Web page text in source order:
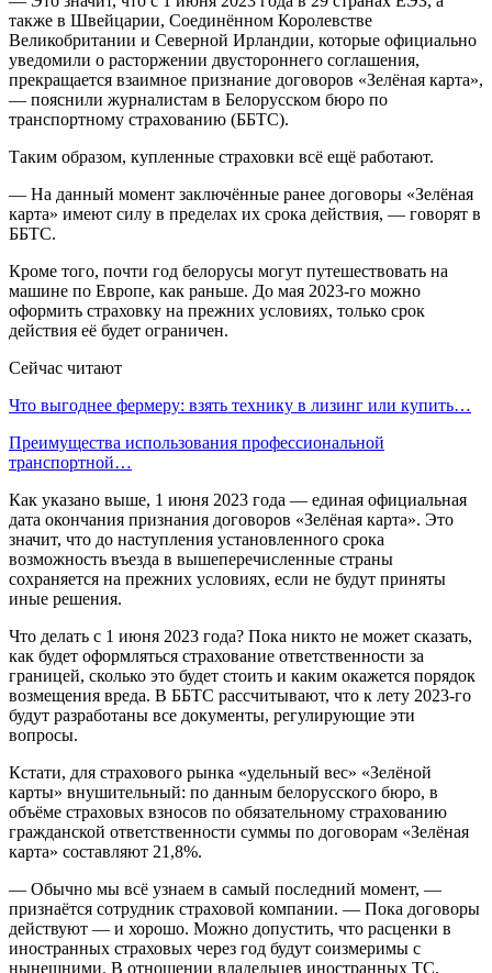
также в Швейцарии, Соединённом Королевстве
Великобритании и Северной Ирландии, которые официально
уведомили о расторжении двустороннего соглашения,
прекращается взаимное признание договоров «Зелёная карта»,
— пояснили журналистам в Белорусском бюро по
транспортному страхованию (ББТС).
Таким образом, купленные страховки всё ещё работают.
— На данный момент заключённые ранее договоры «Зелёная
карта» имеют силу в пределах их срока действия, — говорят в
ББТС.
Кроме того, почти год белорусы могут путешествовать на
машине по Европе, как раньше. До мая 2023-го можно
оформить страховку на прежних условиях, только срок
действия её будет ограничен.
Сейчас читают
Что выгоднее фермеру: взять технику в лизинг или купить…
Преимущества использования профессиональной
транспортной…
Как указано выше, 1 июня 2023 года — единая официальная
дата окончания признания договоров «Зелёная карта». Это
значит, что до наступления установленного срока
возможность въезда в вышеперечисленные страны
сохраняется на прежних условиях, если не будут приняты
иные решения.
Что делать с 1 июня 2023 года? Пока никто не может сказать,
как будет оформляться страхование ответственности за
границей, сколько это будет стоить и каким окажется порядок
возмещения вреда. В ББТС рассчитывают, что к лету 2023-го
будут разработаны все документы, регулирующие эти
вопросы.
Кстати, для страхового рынка «удельный вес» «Зелёной
карты» внушительный: по данным белорусского бюро, в
объёме страховых взносов по обязательному страхованию
гражданской ответственности суммы по договорам «Зелёная
карта» составляют 21,8%.
— Обычно мы всё узнаем в самый последний момент, —
признаётся сотрудник страховой компании. — Пока договоры
действуют — и хорошо. Можно допустить, что расценки в
иностранных страховых через год будут соизмеримы с
нынешними. В отношении владельцев иностранных ТС,